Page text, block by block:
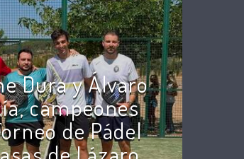
Dura y Álvaro
campeones
de Pádel